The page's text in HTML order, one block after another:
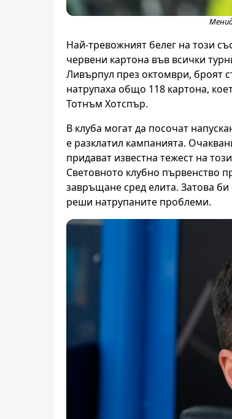
Най-тревожният белег на този
червени картона във всички
Ливърпул през октомври, броят
натрупаха общо 118 картона,
Тотнъм Хотспър.
В клуба могат да посочат
е разклатил кампанията.
придават известна тежест на
Световното клубно първенство
завръщане сред елита. Затова
реши натрупаните проблеми.